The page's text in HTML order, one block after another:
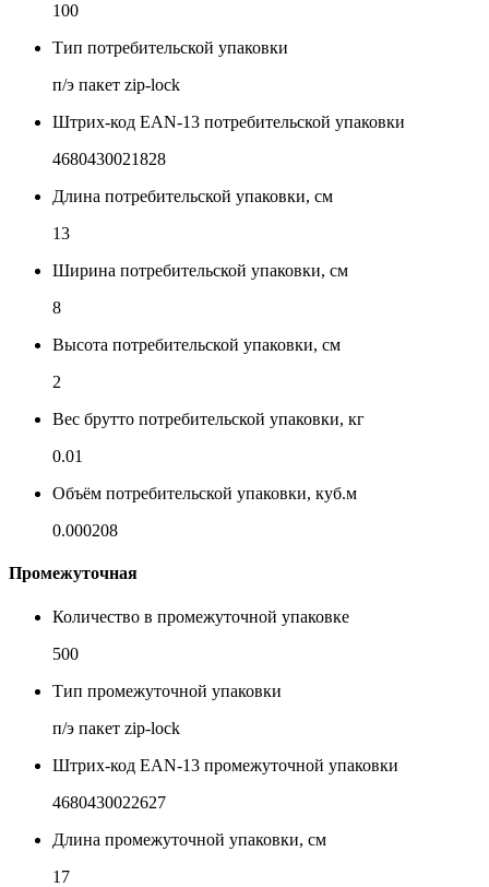
100
Тип потребительской упаковки
п/э пакет zip-lock
Штрих-код EAN-13 потребительской упаковки
4680430021828
Длина потребительской упаковки, см
13
Ширина потребительской упаковки, см
8
Высота потребительской упаковки, см
2
Вес брутто потребительской упаковки, кг
0.01
Объём потребительской упаковки, куб.м
0.000208
Промежуточная
Количество в промежуточной упаковке
500
Тип промежуточной упаковки
п/э пакет zip-lock
Штрих-код EAN-13 промежуточной упаковки
4680430022627
Длина промежуточной упаковки, см
17